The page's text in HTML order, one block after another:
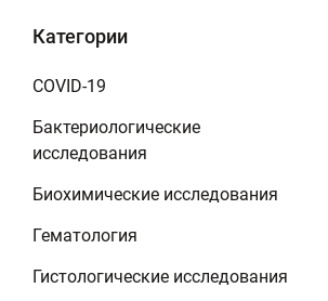
Категории
COVID-19
Бактериологические
исследования
Биохимические исследования
Гематология
Гистологические исследования